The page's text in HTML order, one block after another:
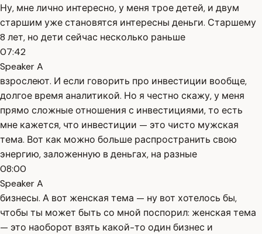
Ну, мне лично интересно, у меня трое детей, и двум
старшим уже становятся интересны деньги. Старшему
8 лет, но дети сейчас несколько раньше
07:42
Speaker A
взрослеют. И если говорить про инвестиции вообще,
долгое время аналитикой. Но я честно скажу, у меня
прямо сложные отношения с инвестициями, то есть
мне кажется, что инвестиции — это чисто мужская
тема. Вот как можно больше распространить свою
энергию, заложенную в деньгах, на разные
08:00
Speaker A
бизнесы. А вот женская тема — ну вот хотелось бы,
чтобы ты может быть со мной поспорил: женская тема
— это наоборот взять какой-то один бизнес и